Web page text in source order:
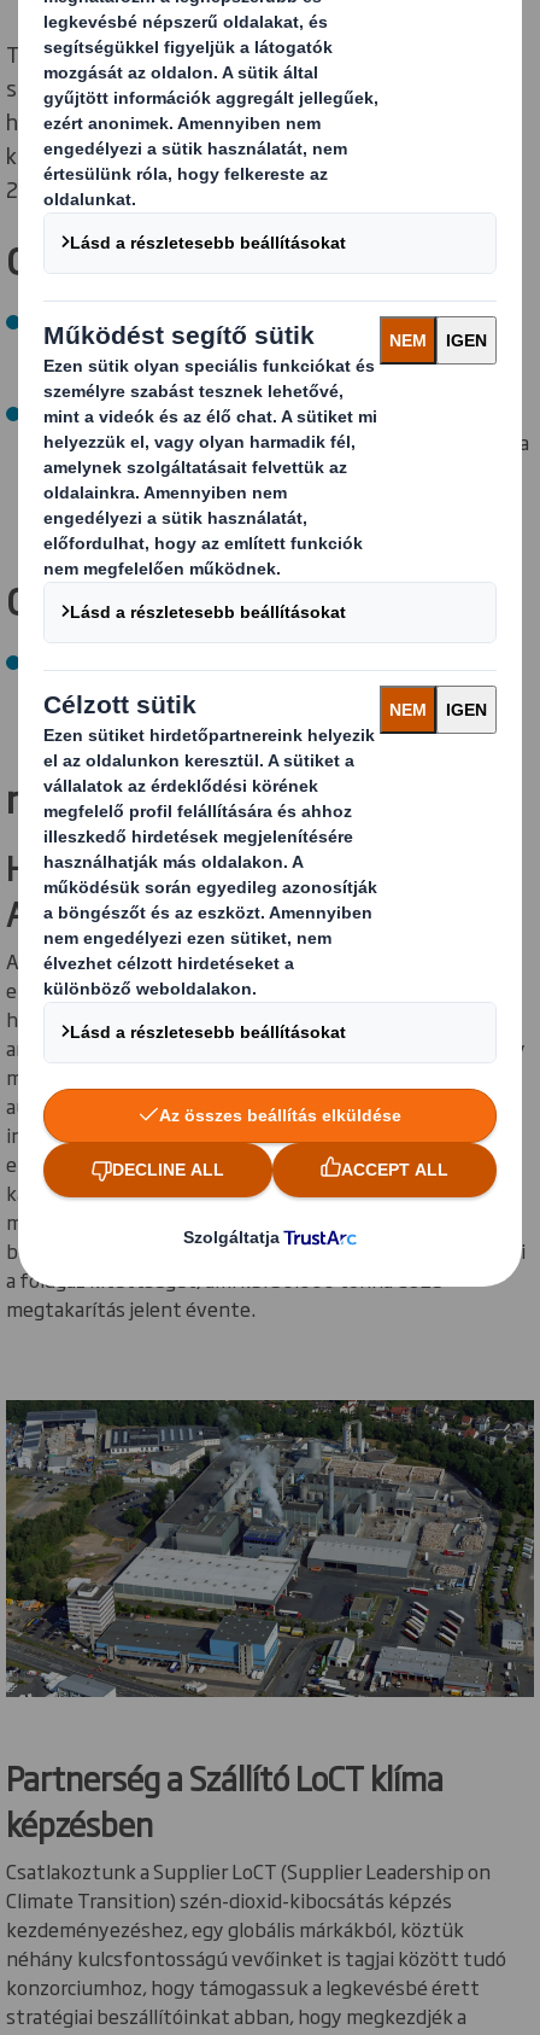
Támogatjuk stratégiai beszállítóinkat abban, hogy
saját tudományosan megalapozott célkitűzéseket
határozzanak meg, segítve vevőink a szén-dioxid-
kibocsátási kötelezettségeik teljesítésében, és hogy
2050-re elérjük a nettó zéró kibocsátást.
Céljaink a JELENre:
2030-ra 46%-os abszolút értékű csökkentése az 1., 2.
és 3. körbe tartozó üvegházhatású gázok
kibocsátásának, a 2019-es szinthez képest.
2027-ig stratégiai beszállítóink 100%-át (akik a
vásárolt áruk és szolgáltatások 76%-át képviselik) arra
ösztönözzük, hogy saját SBTi Science Based Targets
initiative (tudományos megalapozottsággal
meghatározott célkitűzéseiket) meghatározzák.
Céljaink a JÖVŐ érdekében:
elérése.
Hogyan érjük
mindezt el?
Hulladék-energia felhasználás az
Aschaffenburg papírgyárban
Az E.ON-nal együttműködve az aschaffenburgi gyárunk
energiaellátását 2025 végéig jelentősen korszerűsítjük,
hogy a földgázt a papírgyártáshoz fel nem használható
anyagok elégetésével egészítsük ki. Az integrált üzem egy
modern hulladék-energiát hasznosító kazánnal, egy
automatizált, digitális vezérlővel -amely mesterséges
intelligencia segítségével valós időben optimalizálja az
energiát - és két továbbfejlesztetett gáztüzelésű
kazánnal szerelünk fel, amelyek további „jövőbiztos”
megoldást nyújtva a bio-alapú üzemanyagok későbbi
bevezetéséig. A konstrukció várhatóan 25%-kal csökkenti
a földgáz kitettséget, ami kb. 50.000 tonna CO2e
megtakarítás jelent évente.
Partnerség a Szállító LoCT klíma
képzésben
Csatlakoztunk a Supplier LoCT (Supplier Leadership on
Climate Transition) szén-dioxid-kibocsátás képzés
kezdeményezéshez, egy globális márkákból, köztük
néhány kulcsfontosságú vevőinket is tagjai között tudó
konzorciumhoz, hogy támogassuk a legkevésbé érett
stratégiai beszállítóinkat abban, hogy megkezdjék a